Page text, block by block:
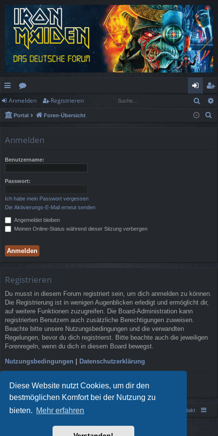
Diese Website nutzt Cookies, um dir den
bestmöglichen Komfort bei der Nutzung zu
bieten. Mehr erfahren
ch
ne
rif
f
or
en
n
m
eg
ist
Anmelden Registrieren
Portal Foren-Übersicht
Anmelden
Benutzername:
Passwort:
Ich habe mein Passwort vergessen
Die Aktivierungs-E-Mail erneut senden
Angemeldet bleiben
Meinen Online-Status während dieser Sitzung verbergen
Registrieren
Du musst in diesem Forum registriert sein, um dich anmelden zu können.
Die Registrierung ist in wenigen Augenblicken erledigt und ermöglicht dir,
auf weitere Funktionen zuzugreifen. Die Board-Administration kann
registrierten Benutzern auch zusätzliche Berechtigungen zuweisen.
Beachte bitte unsere Nutzungsbedingungen und die verwandten
Regelungen, bevor du dich registrierst. Bitte beachte auch die jeweiligen
Forenregeln, wenn du dich in diesem Board bewegst.
Nutzungsbedingungen | Datenschutzerklärung
Registrieren
Portal Foren-Übersicht Kontakt
Powered byphpBB® Forum Software © phpBB Limited